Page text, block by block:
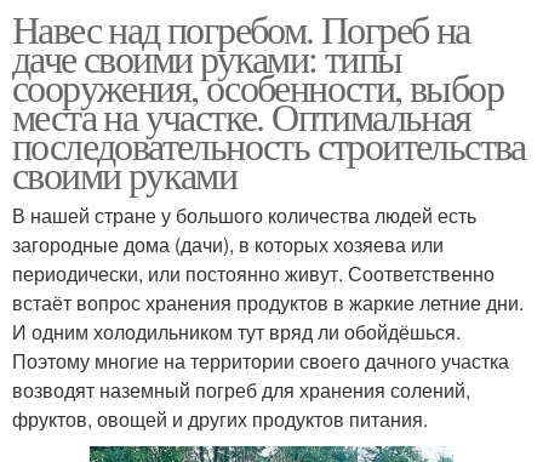
Навес над погребом. Погреб на
даче своими руками: типы
сооружения, особенности, выбор
места на участке. Оптимальная
последовательность строительства
своими руками
В нашей стране у большого количества людей есть
загородные дома (дачи), в которых хозяева или
периодически, или постоянно живут. Соответственно
встаёт вопрос хранения продуктов в жаркие летние дни.
И одним холодильником тут вряд ли обойдёшься.
Поэтому многие на территории своего дачного участка
возводят наземный погреб для хранения солений,
фруктов, овощей и других продуктов питания.